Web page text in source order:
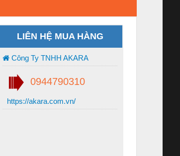
LIÊN HỆ MUA HÀNG
Công Ty TNHH AKARA
0944790310
https://akara.com.vn/